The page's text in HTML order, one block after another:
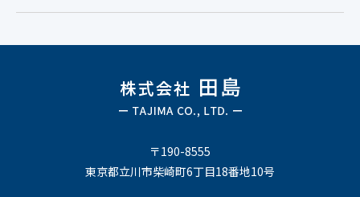
〒190-8555
東京都立川市柴崎町6丁目18番地10号